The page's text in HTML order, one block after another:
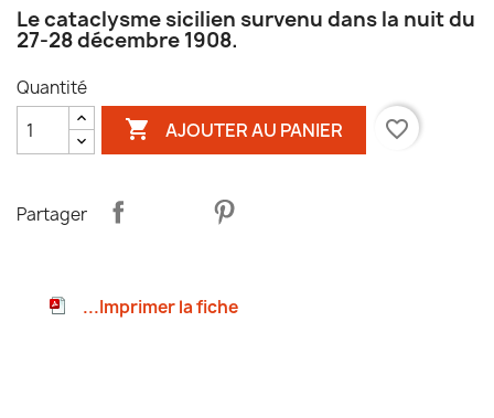
Le cataclysme sicilien survenu dans la nuit du
27-28 décembre 1908.
Quantité
 AJOUTER AU PANIER favorite_border
Partager
...Imprimer la fiche